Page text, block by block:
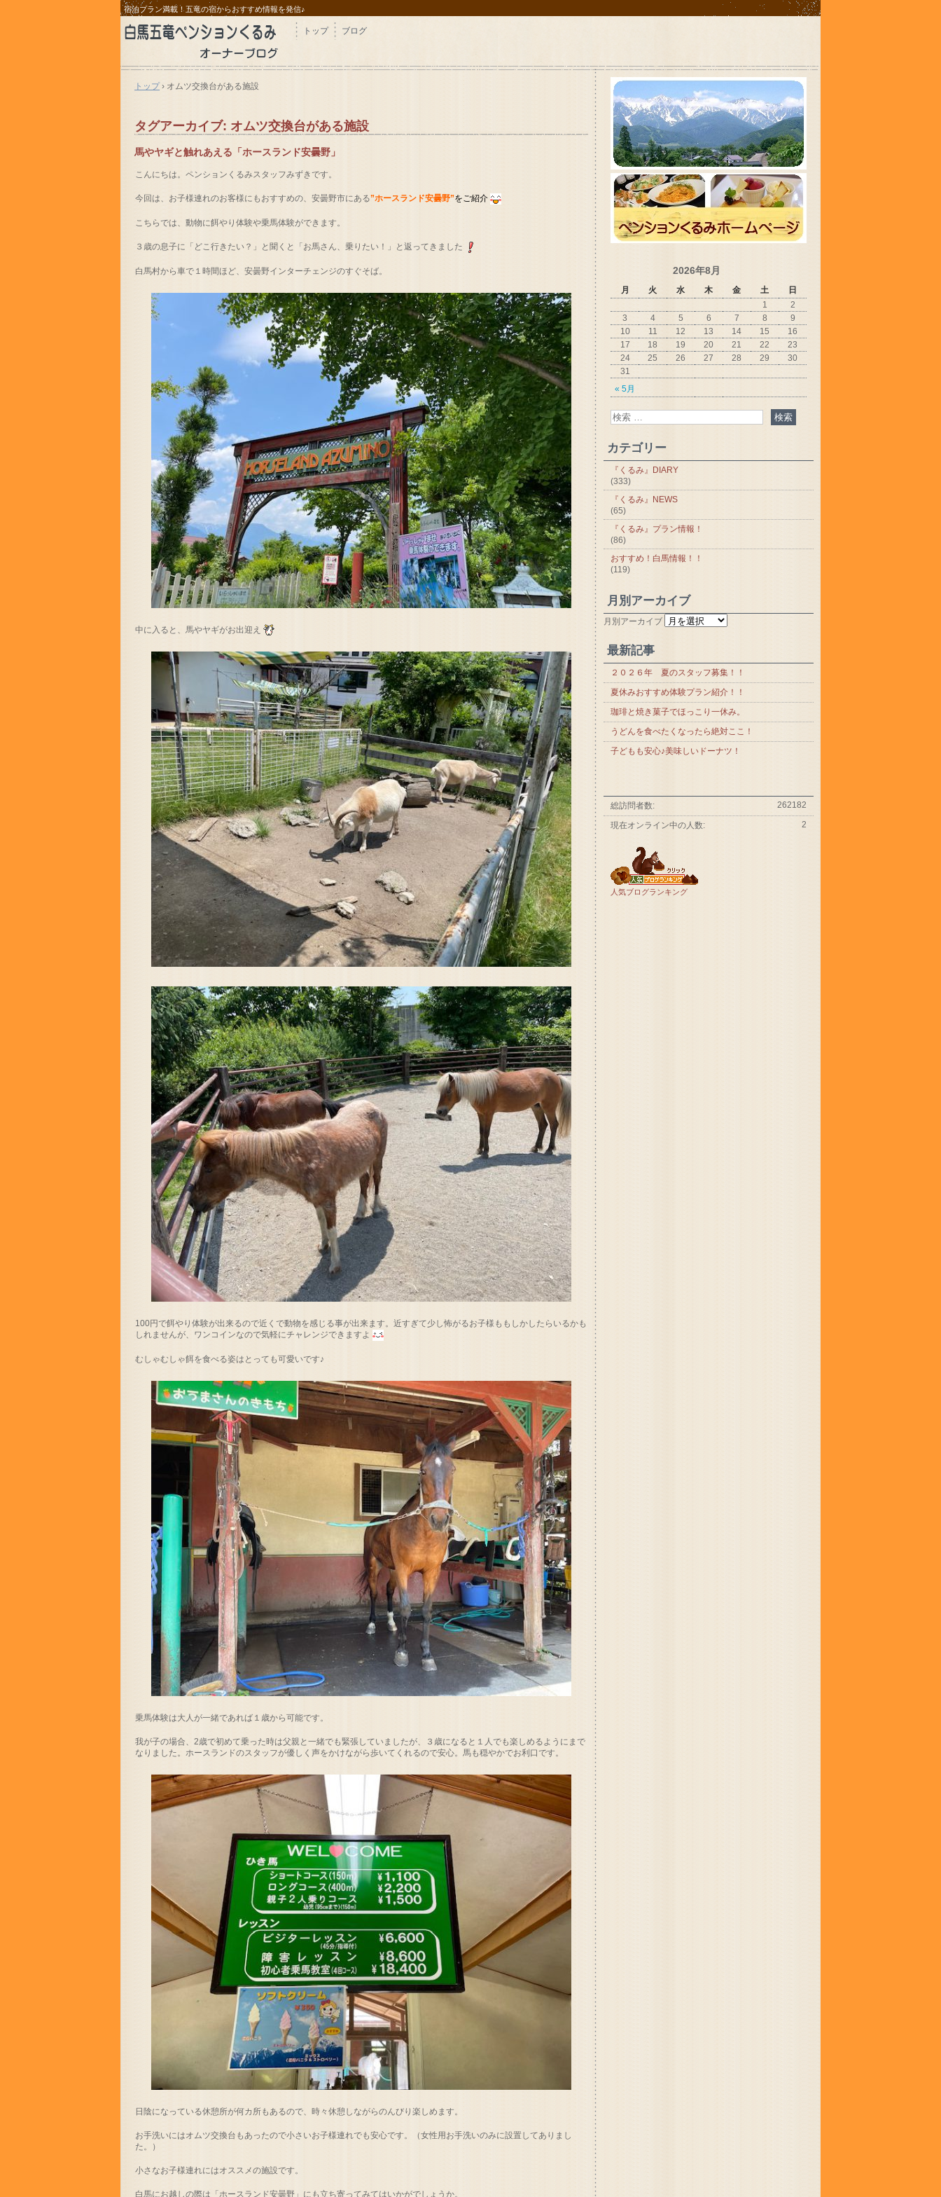
宿泊プラン満載！五竜の宿からおすすめ情報を発信♪
トップ ブログ
トップ › オムツ交換台がある施設
タグアーカイブ: オムツ交換台がある施設
馬やヤギと触れあえる「ホースランド安曇野」
こんにちは。ペンションくるみスタッフみずきです。
今回は、お子様連れのお客様にもおすすめの、安曇野市にある”ホースランド安曇野”をご紹介
こちらでは、動物に餌やり体験や乗馬体験ができます。
３歳の息子に「どこ行きたい？」と聞くと「お馬さん、乗りたい！」と返ってきました
白馬村から車で１時間ほど、安曇野インターチェンジのすぐそば。
中に入ると、馬やヤギがお出迎え
100円で餌やり体験が出来るので近くで動物を感じる事が出来ます。近すぎて少し怖がるお子様ももしかしたらいるかも
しれませんが、ワンコインなので気軽にチャレンジできますよ
むしゃむしゃ餌を食べる姿はとっても可愛いです♪
乗馬体験は大人が一緒であれば１歳から可能です。
我が子の場合、2歳で初めて乗った時は父親と一緒でも緊張していましたが、３歳になると１人でも楽しめるようにまで
なりました。ホースランドのスタッフが優しく声をかけながら歩いてくれるので安心。馬も穏やかでお利口です。
日陰になっている休憩所が何カ所もあるので、時々休憩しながらのんびり楽しめます。
お手洗いにはオムツ交換台もあったので小さいお子様連れでも安心です。（女性用お手洗いのみに設置してありまし
た。）
小さなお子様連れにはオススメの施設です。
白馬にお越しの際は「ホースランド安曇野」にも立ち寄ってみてはいかがでしょうか。
2026年8月
月 火 水 木 金 土 日
« 5月
1
2
3
4 5 6 7 8
9
10
11 12 13 14 15
16
17
18 19 20 21 22
23
24
25 26 27 28 29
30
31
カテゴリー
『くるみ』DIARY
(333)
『くるみ』NEWS
(65)
『くるみ』プラン情報！
(86)
おすすめ！白馬情報！！
(119)
月別アーカイブ
月別アーカイブ
最新記事
２０２６年 夏のスタッフ募集！！
夏休みおすすめ体験プラン紹介！！
珈琲と焼き菓子でほっこり一休み。
うどんを食べたくなったら絶対ここ！
子どもも安心♪美味しいドーナツ！
262182
総訪問者数:
2
現在オンライン中の人数:
人気ブログランキング